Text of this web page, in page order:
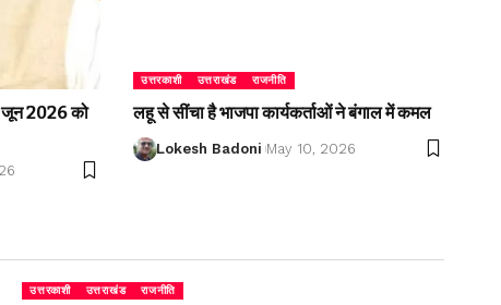
जून 2026 को
उत्तरकाशी उत्तराखंड राजनीति
लहू से सींचा है भाजपा कार्यकर्ताओं ने बंगाल में कमल
Lokesh Badoni May 10, 2026
उत्तरकाशी उत्तराखंड राजनीति